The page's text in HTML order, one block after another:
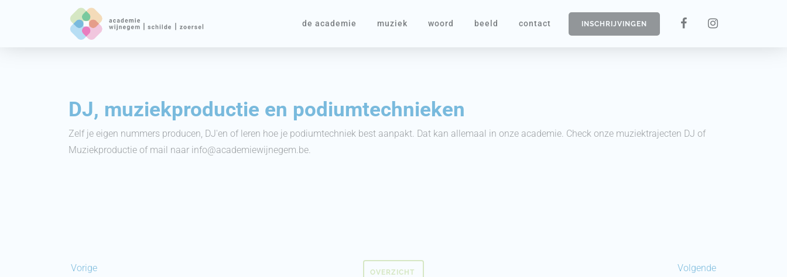
de academie muziek woord beeld contact INSCHRIJVINGEN
DJ, muziekproductie en podiumtechnieken
Zelf je eigen nummers producen, DJ'en of leren hoe je podiumtechniek best aanpakt. Dat kan allemaal in onze academie. Check onze muziektrajecten DJ of
Muziekproductie of mail naar info@academiewijnegem.be.
Vorige Volgende
OVERZICHT